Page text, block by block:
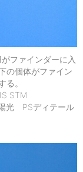
ファインダーに入
の個体がファイン
る。
STM
光 PSディテール